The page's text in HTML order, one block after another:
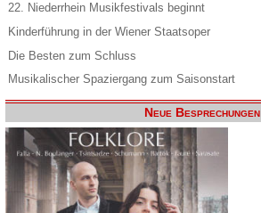
22. Niederrhein Musikfestivals beginnt
Kinderführung in der Wiener Staatsoper
Die Besten zum Schluss
Musikalischer Spaziergang zum Saisonstart
Neue Besprechungen